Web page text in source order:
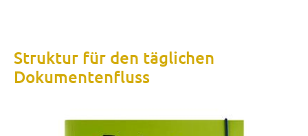
Struktur für den täglichen
Dokumentenfluss